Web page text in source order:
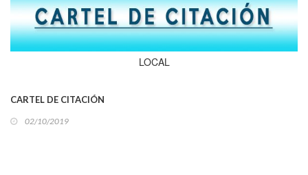
LOCAL
CARTEL DE CITACIÓN
02/10/2019